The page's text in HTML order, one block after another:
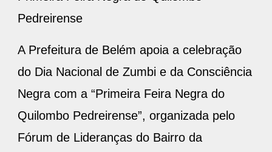
Pedreirense
A Prefeitura de Belém apoia a celebração
do Dia Nacional de Zumbi e da Consciência
Negra com a “Primeira Feira Negra do
Quilombo Pedreirense”, organizada pelo
Fórum de Lideranças do Bairro da